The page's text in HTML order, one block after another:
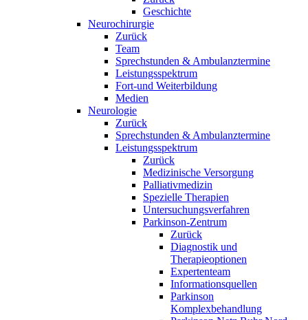
Geschichte
Neurochirurgie
Zurück
Team
Sprechstunden & Ambulanztermine
Leistungsspektrum
Fort-und Weiterbildung
Medien
Neurologie
Zurück
Sprechstunden & Ambulanztermine
Leistungsspektrum
Zurück
Medizinische Versorgung
Palliativmedizin
Spezielle Therapien
Untersuchungsverfahren
Parkinson-Zentrum
Zurück
Diagnostik und
Therapieoptionen
Expertenteam
Informationsquellen
Parkinson
Komplexbehandlung